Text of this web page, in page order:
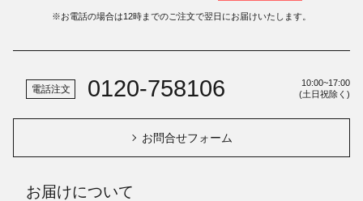
※お電話の場合は12時までのご注文で翌日にお届けいたします。
電話注文 0120-758106
10:00~17:00
(土日祝除く)
お問合せフォーム
お届けについて